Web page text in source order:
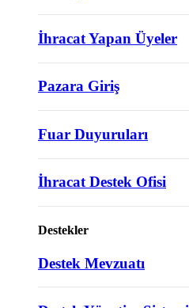
İhracat Yapan Üyeler
Pazara Giriş
Fuar Duyuruları
İhracat Destek Ofisi
Destekler
Destek Mevzuatı